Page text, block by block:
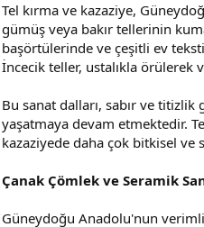
Tel kırma ve kazaziye,
gümüş veya bakır tellerinin
başörtülerinde ve çeşitli ev
İncecik teller, ustalıkla örülerek
Bu sanat dalları, sabır ve
yaşatmaya devam etmektedir.
kazaziyede daha çok bitkisel ve
Çanak Çömlek ve Seramik
Güneydoğu Anadolu'nun verimli